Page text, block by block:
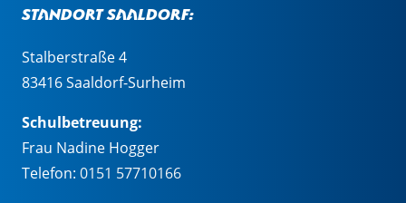
Standort Saaldorf:
Stalberstraße 4
83416 Saaldorf-Surheim
Schulbetreuung:
Frau Nadine Hogger
Telefon: 0151 57710166